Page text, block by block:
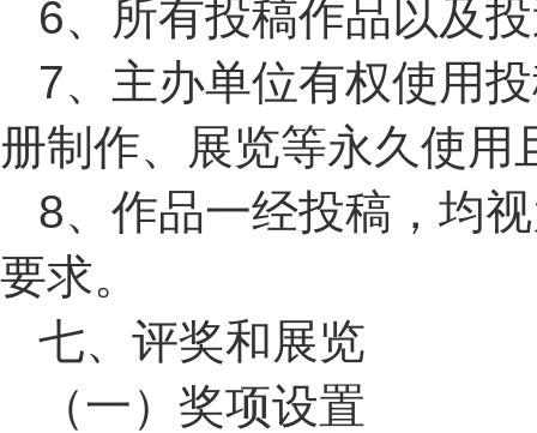
6、所有投稿作品以及
7、主办单位有权使用
册制作、展览等永久使用
8、作品一经投稿，均
要求。
七、评奖和展览
（一）奖项设置